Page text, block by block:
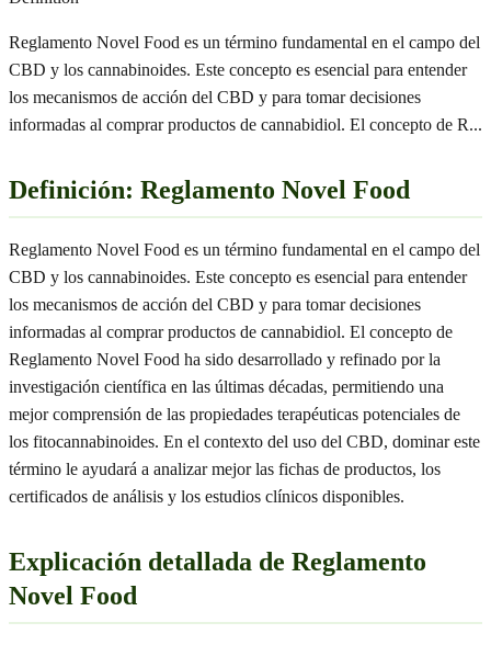
Reglamento Novel Food es un término fundamental en el campo del
CBD y los cannabinoides. Este concepto es esencial para entender
los mecanismos de acción del CBD y para tomar decisiones
informadas al comprar productos de cannabidiol. El concepto de R...
Definición: Reglamento Novel Food
Reglamento Novel Food es un término fundamental en el campo del
CBD y los cannabinoides. Este concepto es esencial para entender
los mecanismos de acción del CBD y para tomar decisiones
informadas al comprar productos de cannabidiol. El concepto de
Reglamento Novel Food ha sido desarrollado y refinado por la
investigación científica en las últimas décadas, permitiendo una
mejor comprensión de las propiedades terapéuticas potenciales de
los fitocannabinoides. En el contexto del uso del CBD, dominar este
término le ayudará a analizar mejor las fichas de productos, los
certificados de análisis y los estudios clínicos disponibles.
Explicación detallada de Reglamento
Novel Food